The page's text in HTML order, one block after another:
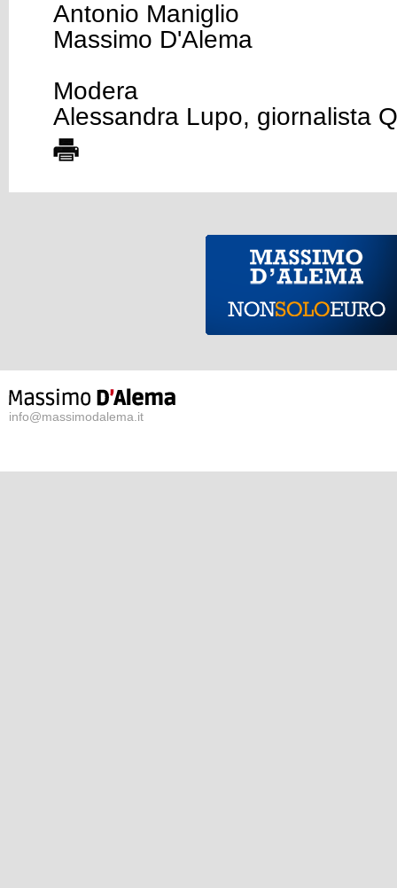
Antonio Maniglio
Massimo D'Alema
Modera
Alessandra Lupo, giornalista
info@massimodalema.it